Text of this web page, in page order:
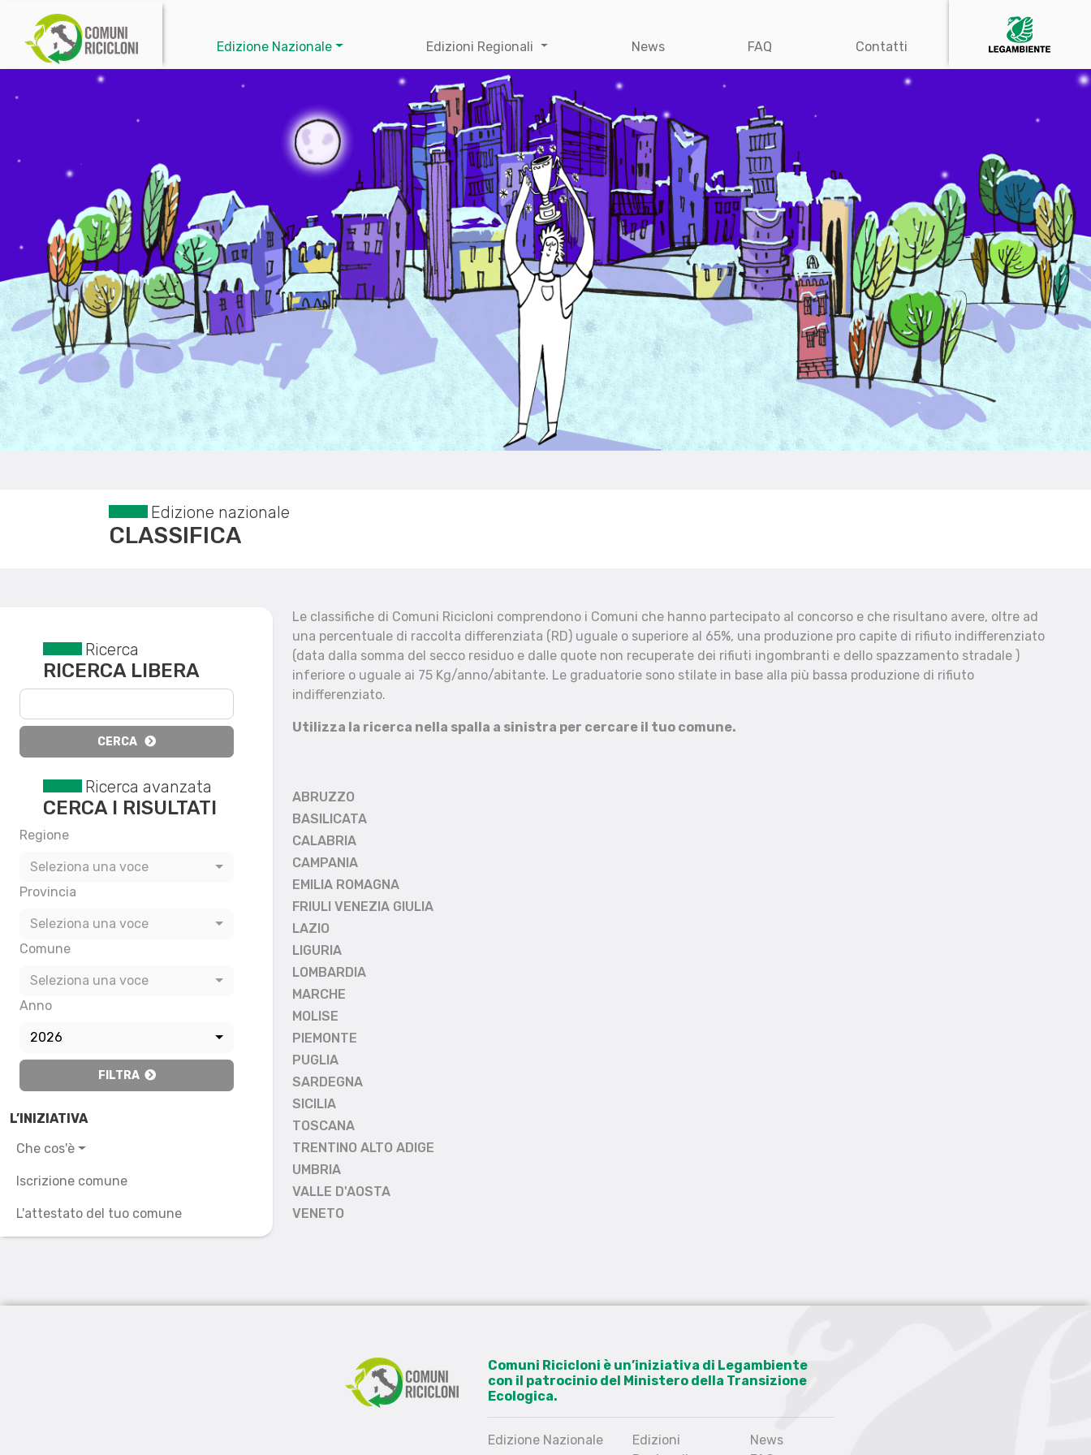
Edizione Nazionale Edizioni Regionali News FAQ Contatti
Edizione nazionale
CLASSIFICA
Reset filtri
Ricerca
RICERCA LIBERA
CERCA
Ricerca avanzata
CERCA I RISULTATI
Regione
Seleziona una voce
Provincia
Seleziona una voce
Comune
Seleziona una voce
Anno
2026
FILTRA
L’INIZIATIVA
Che cos'è
Iscrizione comune
L'attestato del tuo comune
Le classifiche di Comuni Ricicloni comprendono i Comuni che hanno partecipato al concorso e che risultano avere, oltre ad
una percentuale di raccolta differenziata (RD) uguale o superiore al 65%, una produzione pro capite di rifiuto indifferenziato
(data dalla somma del secco residuo e dalle quote non recuperate dei rifiuti ingombranti e dello spazzamento stradale )
inferiore o uguale ai 75 Kg/anno/abitante. Le graduatorie sono stilate in base alla più bassa produzione di rifiuto
indifferenziato.
Utilizza la ricerca nella spalla a sinistra per cercare il tuo comune.
ABRUZZO
BASILICATA
CALABRIA
CAMPANIA
EMILIA ROMAGNA
FRIULI VENEZIA GIULIA
LAZIO
LIGURIA
LOMBARDIA
MARCHE
MOLISE
PIEMONTE
PUGLIA
SARDEGNA
SICILIA
TOSCANA
TRENTINO ALTO ADIGE
UMBRIA
VALLE D'AOSTA
VENETO
Comuni Ricicloni è un’iniziativa di Legambiente
con il patrocinio del Ministero della Transizione
Ecologica.
Edizione Nazionale
Edizioni
News